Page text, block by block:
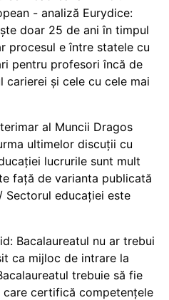
- analiză Eurydice:
doar 25 de ani în timpul
procesul e între statele cu
pentru profesori încă de
carierei și cele cu cele mai
al Muncii Dragos
ultimelor discuții cu
lucrurile sunt mult
față de varianta publicată
Sectorul educației este
Bacalaureatul nu ar trebui
ca mijloc de intrare la
trebuie să fie
care certifică competențele